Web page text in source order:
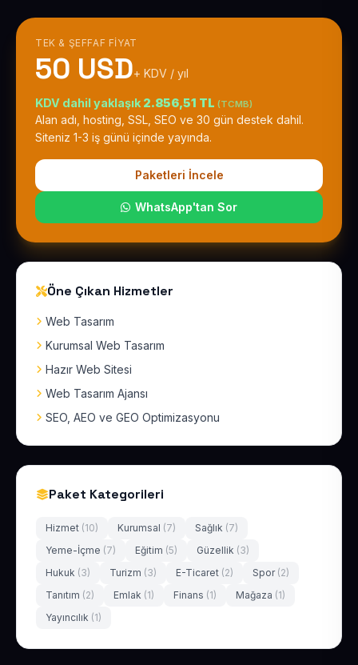
TEK & ŞEFFAF FIYAT
50 USD+ KDV / yıl
KDV dahil yaklaşık 2.856,51 TL (TCMB)
Alan adı, hosting, SSL, SEO ve 30 gün destek dahil.
Siteniz 1-3 iş günü içinde yayında.
Paketleri İncele
WhatsApp'tan Sor
Öne Çıkan Hizmetler
Web Tasarım
Kurumsal Web Tasarım
Hazır Web Sitesi
Web Tasarım Ajansı
SEO, AEO ve GEO Optimizasyonu
Paket Kategorileri
Hizmet (10) Kurumsal (7) Sağlık (7)
Yeme-İçme (7) Eğitim (5) Güzellik (3)
Hukuk (3) Turizm (3) E-Ticaret (2) Spor (2)
Tanıtım (2) Emlak (1) Finans (1) Mağaza (1)
Yayıncılık (1)